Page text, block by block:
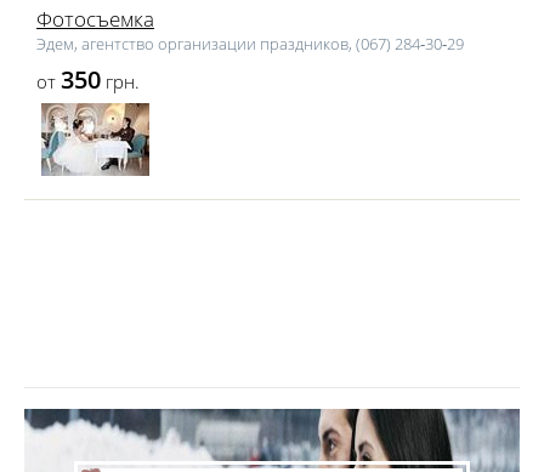
Фотосъемка
Эдем, агентство организации праздников, (067) 284‑30‑29
от 350 грн.